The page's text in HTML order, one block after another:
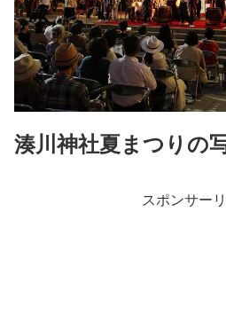
湊川神社夏まつりの
スポンサー